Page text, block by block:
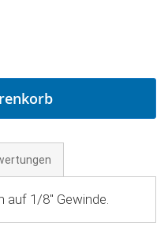
auf 1/8'' Gewinde.